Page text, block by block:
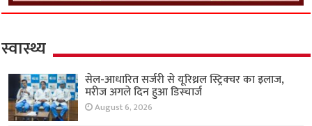
स्वास्थ्य
सेल-आधारित सर्जरी से यूरिथ्रल स्ट्रिक्चर का इलाज,
मरीज अगले दिन हुआ डिस्चार्ज
August 6, 2026